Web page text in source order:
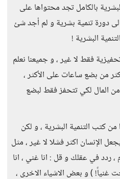
بالكامل تجد محتواها على
دورة تنمية بشرية و لم أجد شئ
البشرية !
فقط لا غير ، و جميعنا نعلم
من بضع ساعات على الأكثر ،
المال لكي تتحفز فقط لبضع
من كتب التنمية البشرية ، و لكن
الإنسان اكثر فشلا لا غير ، مثل
ردد في عقلك و قل : انا غني ، انا
) و بعض الاشياء الاخرى ،